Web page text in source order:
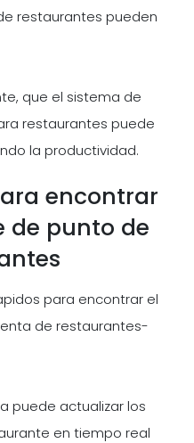
restaurantes pueden
que el sistema de
restaurantes puede
la productividad.
encontrar
de punto de
para encontrar el
de restaurantes-
puede actualizar los
en tiempo real